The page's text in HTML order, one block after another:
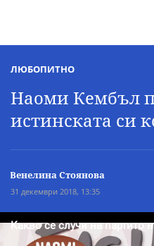
ЛЮБОПИТНО
Наоми Кембъл
истинската си
Венелина Стоянова
31 декември 2018, 13:35